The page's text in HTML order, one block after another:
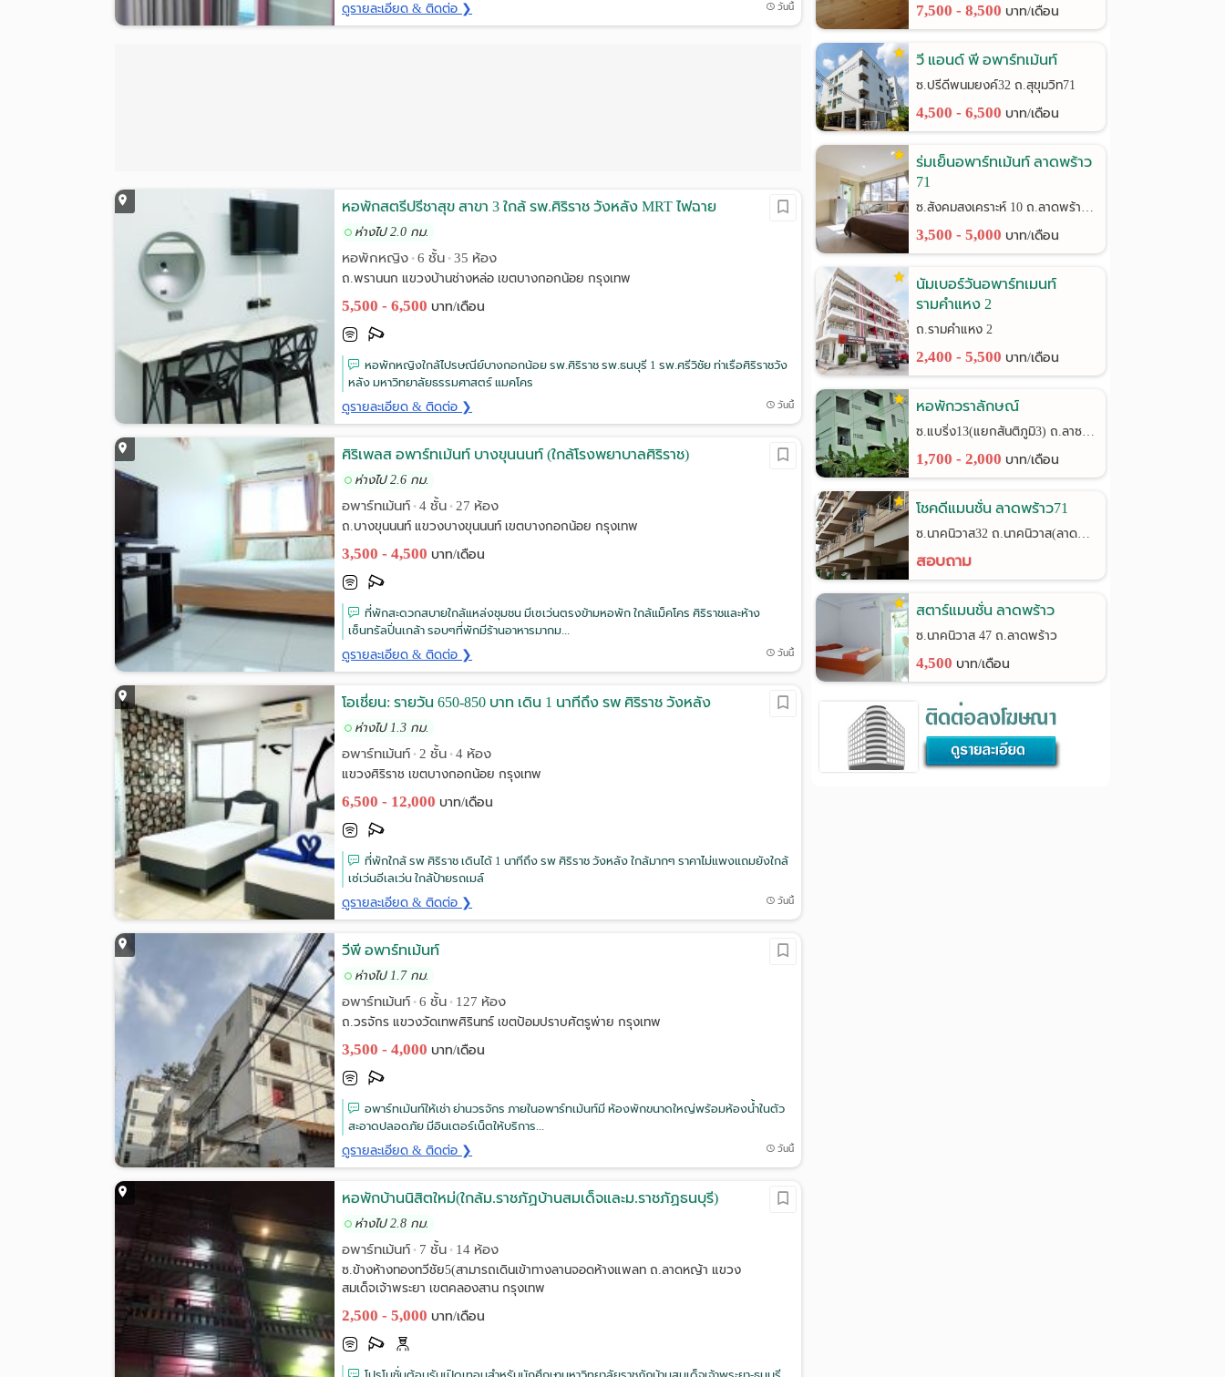
ดูรายละเอียด & ติดต่อ ❯ วันนี้
หอพักสตรีปรีชาสุข สาขา 3 ใกล้ รพ.ศิริราช วังหลัง MRT ไฟฉาย
ห่างไป 2.0 กม.
หอพักหญิง • 6 ชั้น • 35 ห้อง
ถ.พรานนก แขวงบ้านช่างหล่อ เขตบางกอกน้อย กรุงเทพ
5,500 - 6,500 บาท/เดือน
หอพักหญิงใกล้ไปรษณีย์บางกอกน้อย รพ.ศิริราช รพ.ธนบุรี 1 รพ.ศรีวิชัย ท่าเรือศิริราชวัง
หลัง มหาวิทยาลัยธรรมศาสตร์ แมคโคร
ดูรายละเอียด & ติดต่อ ❯ วันนี้
ศิริเพลส อพาร์ทเม้นท์ บางขุนนนท์ (ใกล้โรงพยาบาลศิริราช)
ห่างไป 2.6 กม.
อพาร์ทเม้นท์ • 4 ชั้น • 27 ห้อง
ถ.บางขุนนนท์ แขวงบางขุนนนท์ เขตบางกอกน้อย กรุงเทพ
3,500 - 4,500 บาท/เดือน
ที่พักสะดวกสบายใกล้แหล่งชุมชน มีเซเว่นตรงข้ามหอพัก ใกล้แม็คโคร ศิริราชและห้าง
เซ็นทรัลปิ่นเกล้า รอบๆที่พักมีร้านอาหารมากม...
ดูรายละเอียด & ติดต่อ ❯ วันนี้
โอเชี่ยน: รายวัน 650-850 บาท เดิน 1 นาทีถึง รพ ศิริราช วังหลัง
ห่างไป 1.3 กม.
อพาร์ทเม้นท์ • 2 ชั้น • 4 ห้อง
แขวงศิริราช เขตบางกอกน้อย กรุงเทพ
6,500 - 12,000 บาท/เดือน
ที่พักใกล้ รพ ศิริราช เดินได้ 1 นาทีถึง รพ ศิริราช วังหลัง ใกล้มากๆ ราคาไม่แพงแถมยังใกล้
เซ่เว่นอีเลเว่น ใกล้ป้ายรถเมล์
ดูรายละเอียด & ติดต่อ ❯ วันนี้
วีพี อพาร์ทเม้นท์
ห่างไป 1.7 กม.
อพาร์ทเม้นท์ • 6 ชั้น • 127 ห้อง
ถ.วรจักร แขวงวัดเทพศิรินทร์ เขตป้อมปราบศัตรูพ่าย กรุงเทพ
3,500 - 4,000 บาท/เดือน
อพาร์ทเม้นท์ให้เช่า ย่านวรจักร ภายในอพาร์ทเม้นท์มี ห้องพักขนาดใหญ่พร้อมห้องน้ำในตัว
สะอาดปลอดภัย มีอินเตอร์เน็ตให้บริการ...
ดูรายละเอียด & ติดต่อ ❯ วันนี้
หอพักบ้านนิสิตใหม่(ใกล้ม.ราชภัฏบ้านสมเด็จและม.ราชภัฏธนบุรี)
ห่างไป 2.8 กม.
อพาร์ทเม้นท์ • 7 ชั้น • 14 ห้อง
ซ.ข้างห้างทองทวีชัย5(สามารถเดินเข้าทางลานจอดห้างแพลท ถ.ลาดหญ้า แขวง
สมเด็จเจ้าพระยา เขตคลองสาน กรุงเทพ
2,500 - 5,000 บาท/เดือน
7,500 - 8,500 บาท/เดือน
วี แอนด์ พี อพาร์ทเม้นท์
ซ.ปรีดีพนมยงค์32 ถ.สุขุมวิท71
4,500 - 6,500 บาท/เดือน
ร่มเย็นอพาร์ทเม้นท์ ลาดพร้าว
71
ซ.สังคมสงเคราะห์ 10 ถ.ลาดพร้าว 71
3,500 - 5,000 บาท/เดือน
นัมเบอร์วันอพาร์ทเมนท์
รามคำแหง 2
ถ.รามคำแหง 2
2,400 - 5,500 บาท/เดือน
หอพักวราลักษณ์
ซ.แบริ่ง13(แยกสันติภูมิ3) ถ.ลาซาล24
1,700 - 2,000 บาท/เดือน
โชคดีแมนชั่น ลาดพร้าว71
ซ.นาคนิวาส32 ถ.นาคนิวาส(ลาดพร้าว71)
สอบถาม
สตาร์แมนชั่น ลาดพร้าว
ซ.นาคนิวาส 47 ถ.ลาดพร้าว
4,500 บาท/เดือน